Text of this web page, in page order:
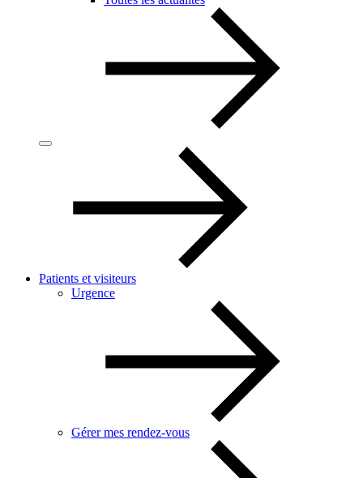
Patients et visiteurs
Urgence
Gérer mes rendez-vous